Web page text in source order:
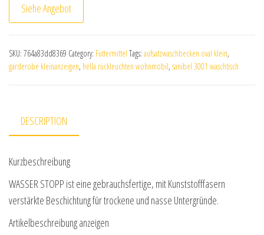
Siehe Angebot
SKU: 764a83dd8369 Category: Futtermittel Tags: aufsatzwaschbecken oval klein,
garderobe kleinanzeigen, hella rückleuchten wohnmobil, sanibel 3001 waschtisch
DESCRIPTION
Kurzbeschreibung
WASSER STOPP ist eine gebrauchsfertige, mit Kunststofffasern
verstärkte Beschichtung für trockene und nasse Untergründe.
Artikelbeschreibung anzeigen